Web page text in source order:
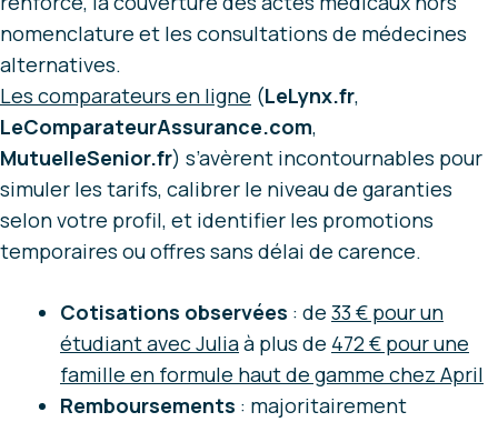
nomenclature et les consultations de médecines
alternatives.
Les comparateurs en ligne (LeLynx.fr,
LeComparateurAssurance.com,
MutuelleSenior.fr) s’avèrent incontournables pour
simuler les tarifs, calibrer le niveau de garanties
selon votre profil, et identifier les promotions
temporaires ou offres sans délai de carence.
Cotisations observées : de 33 € pour un
étudiant avec Juliaà plus de 472 € pour une
famille en formule haut de gamme chez April
Remboursements : majoritairement